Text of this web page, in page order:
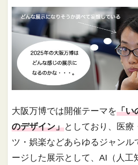
大阪万博では開催テーマを「い
のデザイン」としており、医療
ツ・娯楽などあらゆるジャンル
ージした展示として、AI（人工